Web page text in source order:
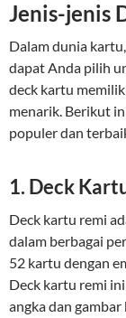
Jenis-jenis
Dalam dunia
dapat Anda pilih
deck kartu
menarik. Berikut
populer dan
1. Deck
Deck kartu remi
dalam berbagai
52 kartu dengan
Deck kartu remi
angka dan